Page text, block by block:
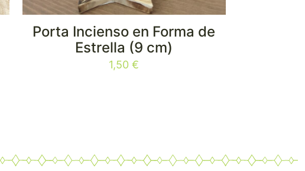
Porta Incienso en Forma de
Estrella (9 cm)
1,50€